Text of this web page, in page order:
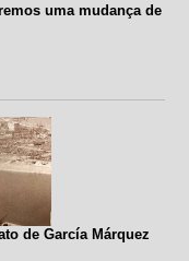
uma mudança de
de García Márquez